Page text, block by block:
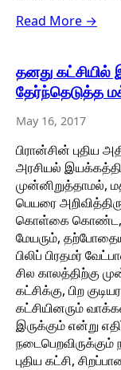
Read More →
தனது கட்சியில்
தேர்ந்தெடுத்த
May 16, 2017
பிரான்சின் புதிய
அரசியல்
முன்னிறுத்தாமல்,
பெயரை
கொள்கை கொண்ட,
மேயரும்,
பிலிப் பிரதமர்
சில காலத்திற்கு
கட்சிக்கு, பிற
கட்சியினரும்
இருக்கும் என்று
புதிய கட்சி,